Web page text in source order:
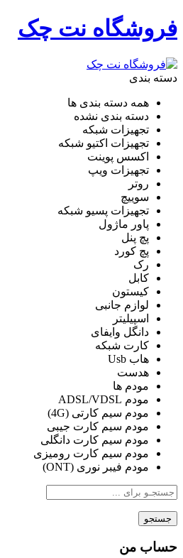
فروشگاه نت چک
دسته بندی
همه دسته بندی ها
دسته بندی نشده
تجهیزات شبکه
تجهیزات اکتیو شبکه
اکسس پوینت
تجهیزات ویپ
روتر
سوییچ
تجهیزات پسیو شبکه
پاور ماژول
پچ پنل
پچ کورد
رک
کابل
کیستون
لوازم جانبی
اسپیلیتر
دانگل وایفای
کارت شبکه
هاب Usb
هدست
مودم ها
مودم ADSL/VDSL
مودم سیم کارتی (4G)
مودم سیم کارت جیبی
مودم سیم کارت دانگلی
مودم سیم کارت رومیزی
مودم فیبر نوری (ONT)
جستجو
حساب من